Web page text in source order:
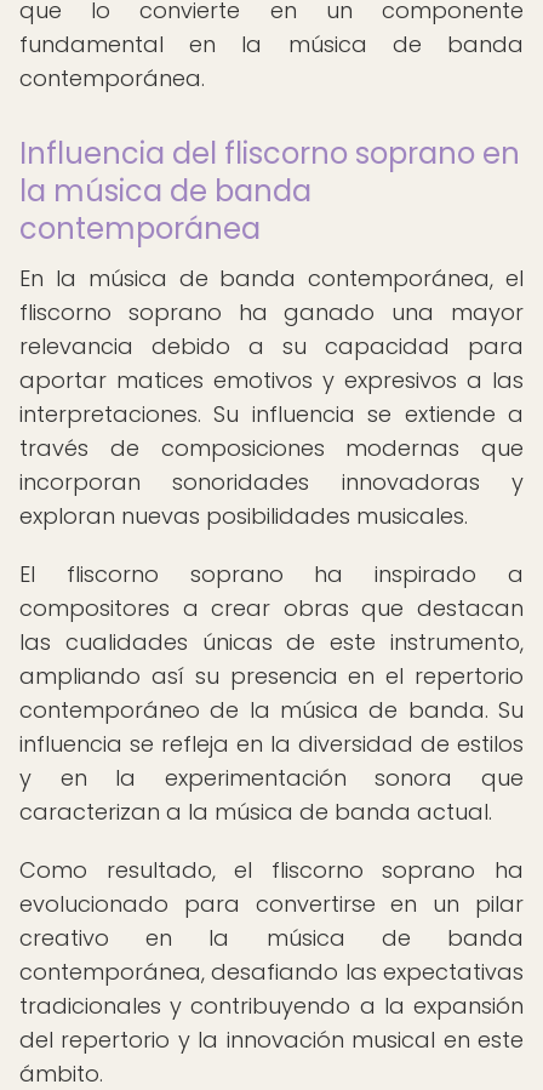
que lo convierte en un componente
fundamental en la música de banda
contemporánea.
Influencia del fliscorno soprano en
la música de banda
contemporánea
En la música de banda contemporánea, el
fliscorno soprano ha ganado una mayor
relevancia debido a su capacidad para
aportar matices emotivos y expresivos a las
interpretaciones. Su influencia se extiende a
través de composiciones modernas que
incorporan sonoridades innovadoras y
exploran nuevas posibilidades musicales.
El fliscorno soprano ha inspirado a
compositores a crear obras que destacan
las cualidades únicas de este instrumento,
ampliando así su presencia en el repertorio
contemporáneo de la música de banda. Su
influencia se refleja en la diversidad de estilos
y en la experimentación sonora que
caracterizan a la música de banda actual.
Como resultado, el fliscorno soprano ha
evolucionado para convertirse en un pilar
creativo en la música de banda
contemporánea, desafiando las expectativas
tradicionales y contribuyendo a la expansión
del repertorio y la innovación musical en este
ámbito.